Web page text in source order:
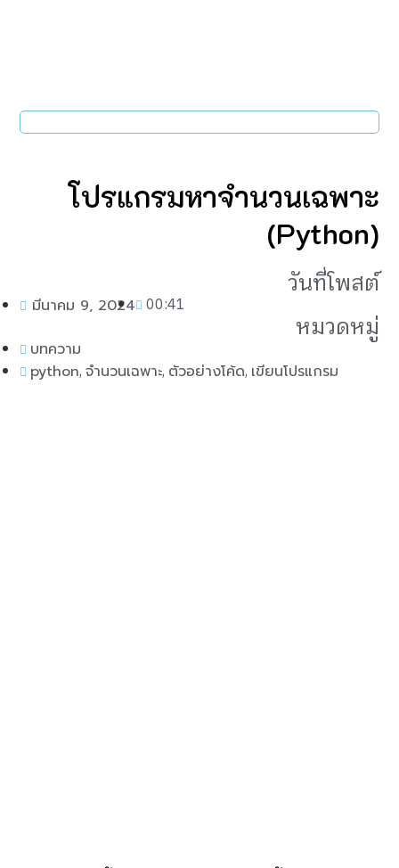
โปรแกรมหาจำนวนเฉพาะ
(Python)
วันที่โพสต์
มีนาคม 9, 2024 00:41
หมวดหมู่
บทความ
python,จำนวนเฉพาะ, ตัวอย่างโค้ด, เขียนโปรแกรม